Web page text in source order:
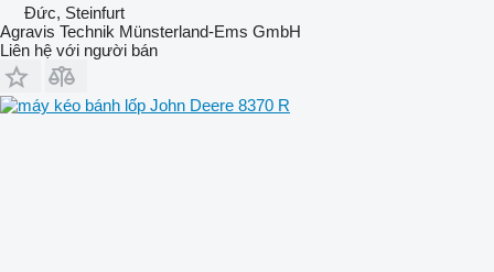
Đức, Steinfurt
Agravis Technik Münsterland-Ems GmbH
Liên hệ với người bán